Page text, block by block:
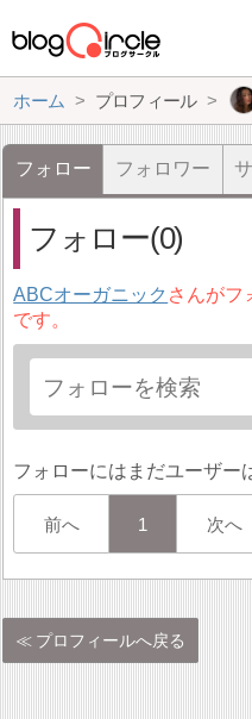
ホーム プロフィール
フォロー フォロワー
フォロー(0)
ABCオーガニック さんがフ
です。
フォローにはまだユーザー
前へ 1 次へ
プロフィールへ戻る